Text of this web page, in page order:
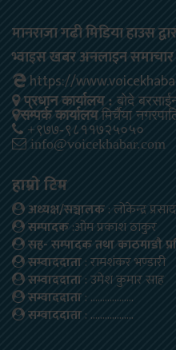
मानराजा गढी मिडिया हाउस
भ्वाइस खबर अनलाइन समाचार
https://
प्रधान कार्यालय : बोदे
सम्पर्क कार्यालयमिर्चैया
+९७७-९८११७२५०५०
info@voicekhabar.com
हाम्रो टिम
अध्यक्ष/सञ्चालक: लोकेन्द्र
सम्पादक:ओम प्रकाश ठाकुर
सह- सम्पादक तथा काठमाडौ
सम्वाददाता: रामशंकर भण्डारी
सम्वाददाता: उमेश कुमार साह
सम्वाददाता: ………………
सम्वाददाता: ………………